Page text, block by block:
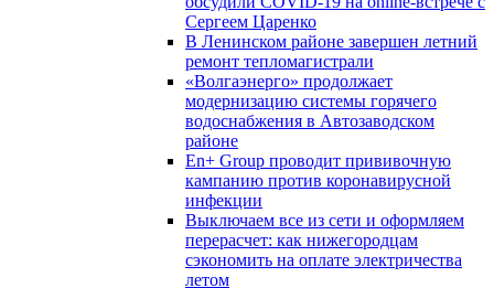
Сергеем Царенко
В Ленинском районе завершен летний
ремонт тепломагистрали
«Волгаэнерго» продолжает
модернизацию системы горячего
водоснабжения в Автозаводском
районе
En+ Group проводит прививочную
кампанию против коронавирусной
инфекции
Выключаем все из сети и оформляем
перерасчет: как нижегородцам
сэкономить на оплате электричества
летом